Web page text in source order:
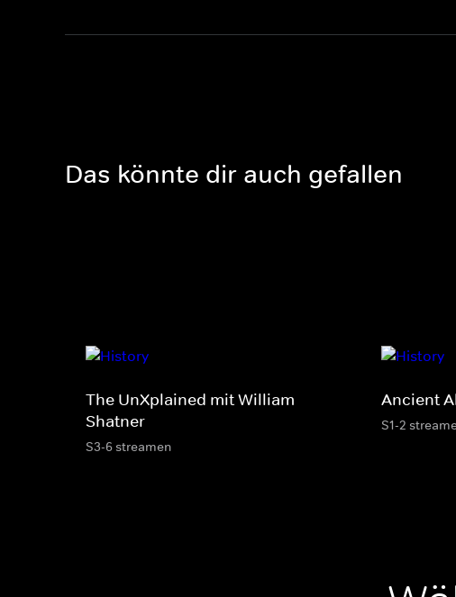
Das könnte dir auch gefallen
The UnXplained mit William
Shatner
S3-6 streamen
Ancient
S1-2